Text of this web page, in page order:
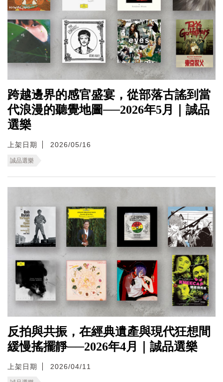
跨越邊界的感官盛宴，從部落古謠到當
代浪漫的聽覺地圖──2026年5月｜誠品
選樂
上架日期 2026/05/16
誠品選樂
反拍與共振，在經典遺產與現代狂想間
緩慢搖擺靜──2026年4月｜誠品選樂
上架日期 2026/04/11